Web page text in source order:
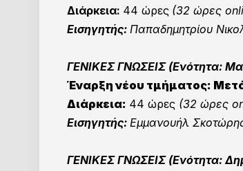
Διάρκεια: 44 ώρες (32 ώρες
Εισηγητής: Παπαδημητρίου
ΓΕΝΙΚΕΣ ΓΝΩΣΕΙΣ(Ενότητα:
Έναρξη νέου τμήματος:
Διάρκεια: 44 ώρες (32 ώρες
Εισηγητής: Εμμανουήλ
ΓΕΝΙΚΕΣ ΓΝΩΣΕΙΣ(Ενότητα: